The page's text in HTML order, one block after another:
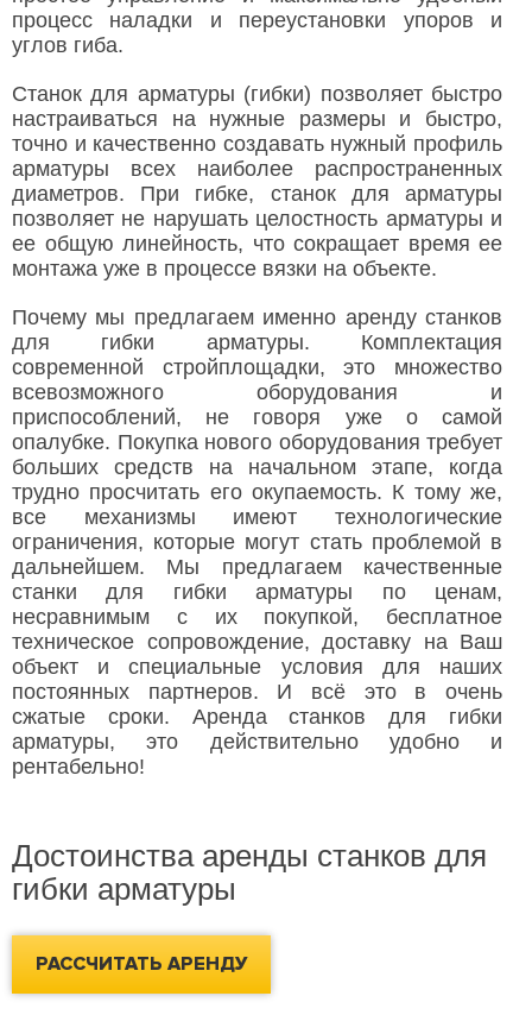
процесс наладки и переустановки упоров и
углов гиба.
Станок для арматуры (гибки) позволяет быстро
настраиваться на нужные размеры и быстро,
точно и качественно создавать нужный профиль
арматуры всех наиболее распространенных
диаметров. При гибке, станок для арматуры
позволяет не нарушать целостность арматуры и
ее общую линейность, что сокращает время ее
монтажа уже в процессе вязки на объекте.
Почему мы предлагаем именно аренду станков
для гибки арматуры. Комплектация
современной стройплощадки, это множество
всевозможного оборудования и
приспособлений, не говоря уже о самой
опалубке. Покупка нового оборудования требует
больших средств на начальном этапе, когда
трудно просчитать его окупаемость. К тому же,
все механизмы имеют технологические
ограничения, которые могут стать проблемой в
дальнейшем. Мы предлагаем качественные
станки для гибки арматуры по ценам,
несравнимым с их покупкой, бесплатное
техническое сопровождение, доставку на Ваш
объект и специальные условия для наших
постоянных партнеров. И всё это в очень
сжатые сроки. Аренда станков для гибки
арматуры, это действительно удобно и
рентабельно!
Достоинства аренды станков для
гибки арматуры
РАССЧИТАТЬ АРЕНДУ